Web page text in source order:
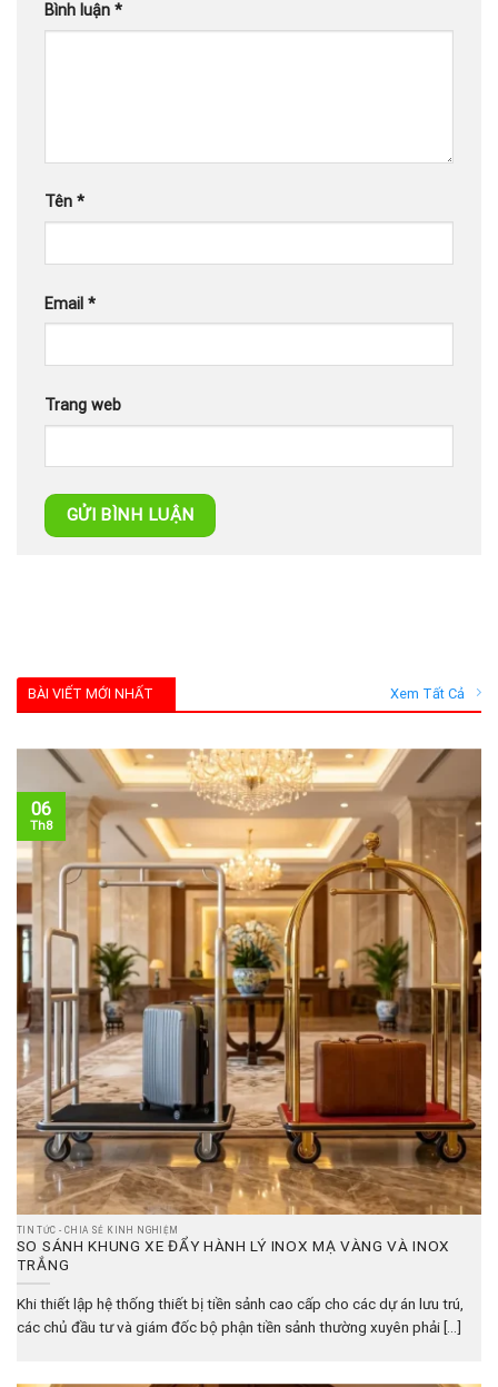
Bình luận *
Tên *
Email *
Trang web
BÀI VIẾT MỚI NHẤT Xem Tất Cả
TIN TỨC - CHIA SẺ KINH NGHIỆM
SO SÁNH KHUNG XE ĐẨY HÀNH LÝ INOX MẠ VÀNG VÀ INOX
TRẮNG
Khi thiết lập hệ thống thiết bị tiền sảnh cao cấp cho các dự án lưu trú,
các chủ đầu tư và giám đốc bộ phận tiền sảnh thường xuyên phải [...]
06
Th8